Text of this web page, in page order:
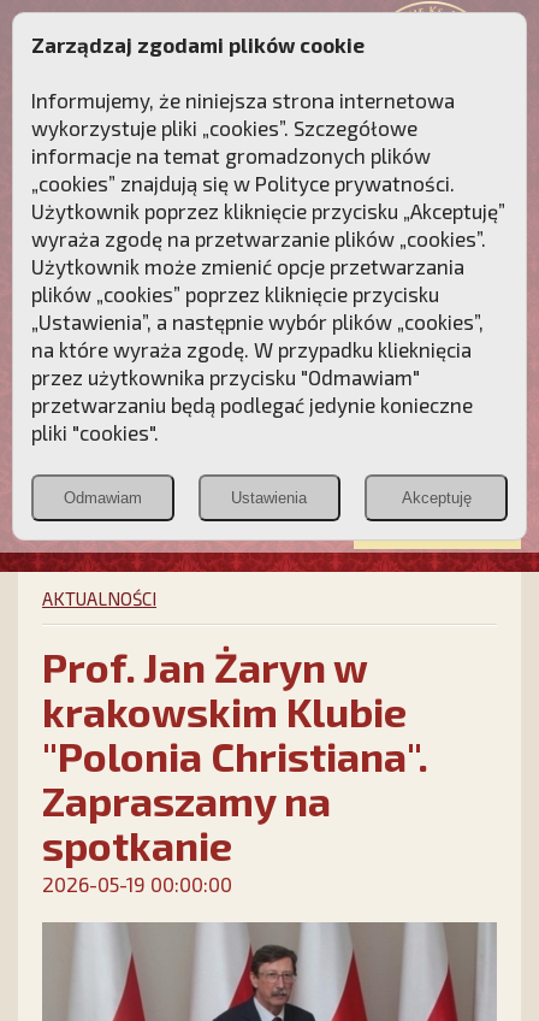
Przebudźmy sumienia Polaków!
Polonia
Christiana
PCh24.pl
Przymierze
POZNAJ APOSTOLAT FATIMY WESPRZYJ
NAS
AKTUALNOŚCI
Prof. Jan Żaryn w
krakowskim Klubie
"Polonia Christiana".
Zapraszamy na
spotkanie
2026-05-19 00:00:00
Zarządzaj zgodami plików cookie
Informujemy, że niniejsza strona internetowa
wykorzystuje pliki „cookies”. Szczegółowe
informacje na temat gromadzonych plików
„cookies” znajdują się w Polityce prywatności.
Użytkownik poprzez kliknięcie przycisku „Akceptuję”
wyraża zgodę na przetwarzanie plików „cookies”.
Użytkownik może zmienić opcje przetwarzania
plików „cookies” poprzez kliknięcie przycisku
„Ustawienia”, a następnie wybór plików „cookies”,
na które wyraża zgodę. W przypadku klieknięcia
przez użytkownika przycisku "Odmawiam"
przetwarzaniu będą podlegać jedynie konieczne
pliki "cookies".
Odmawiam Ustawienia Akceptuję